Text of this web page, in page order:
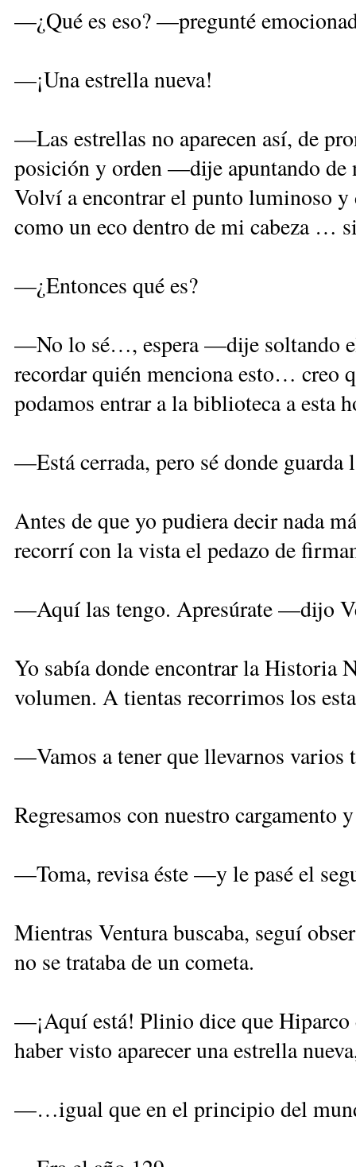
—¿Qué es eso? —pregunté
—¡Una estrella nueva!
—Las estrellas no aparecen así, de
posición y orden —dije apuntando de
Volví a encontrar el punto luminoso y
como un eco dentro de mi cabeza …
—¿Entonces qué es?
—No lo sé…, espera —dije soltando
recordar quién menciona esto… creo
podamos entrar a la biblioteca a esta
—Está cerrada, pero sé donde
Antes de que yo pudiera decir nada
recorrí con la vista el pedazo de
—Aquí las tengo. Apresúrate —dijo
Yo sabía donde encontrar la Historia
volumen. A tientas recorrimos los
—Vamos a tener que llevarnos
Regresamos con nuestro cargamento
—Toma, revisa éste —y le pasé el
Mientras Ventura buscaba, seguí
no se trataba de un cometa.
—¡Aquí está! Plinio dice que Hiparco
haber visto aparecer una estrella
—…igual que en el principio del